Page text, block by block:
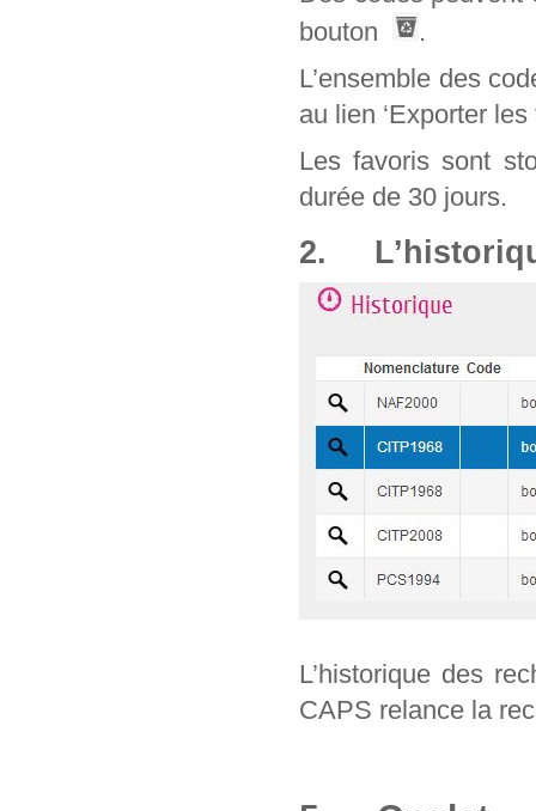
bouton
.
L’ensemble des
au lien ‘Exporter les
Les favoris sont
durée de 30 jours.
2.
L’historique des
CAPS relance la